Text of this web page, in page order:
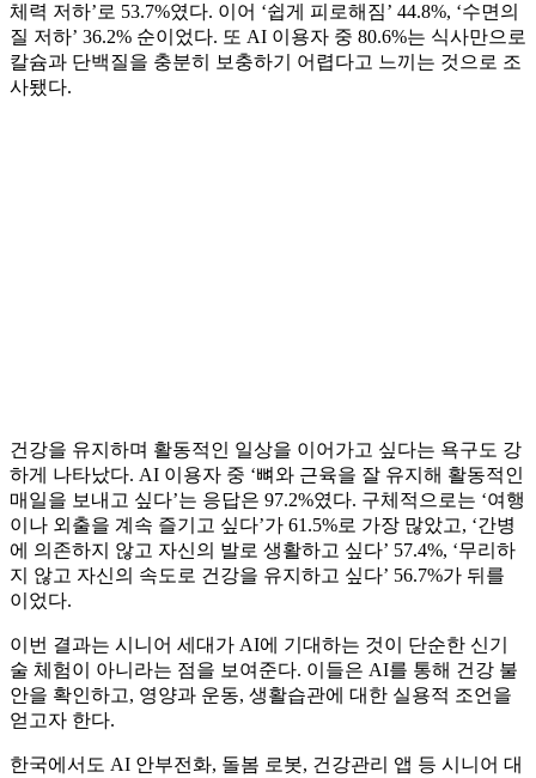
체력 저하’로 53.7%였다. 이어 ‘쉽게 피로해짐’ 44.8%, ‘수면의
질 저하’ 36.2% 순이었다. 또 AI 이용자 중 80.6%는 식사만으로
칼슘과 단백질을 충분히 보충하기 어렵다고 느끼는 것으로 조
사됐다.
건강을 유지하며 활동적인 일상을 이어가고 싶다는 욕구도 강
하게 나타났다. AI 이용자 중 ‘뼈와 근육을 잘 유지해 활동적인
매일을 보내고 싶다’는 응답은 97.2%였다. 구체적으로는 ‘여행
이나 외출을 계속 즐기고 싶다’가 61.5%로 가장 많았고, ‘간병
에 의존하지 않고 자신의 발로 생활하고 싶다’ 57.4%, ‘무리하
지 않고 자신의 속도로 건강을 유지하고 싶다’ 56.7%가 뒤를
이었다.
이번 결과는 시니어 세대가 AI에 기대하는 것이 단순한 신기
술 체험이 아니라는 점을 보여준다. 이들은 AI를 통해 건강 불
안을 확인하고, 영양과 운동, 생활습관에 대한 실용적 조언을
얻고자 한다.
한국에서도 AI 안부전화, 돌봄 로봇, 건강관리 앱 등 시니어 대